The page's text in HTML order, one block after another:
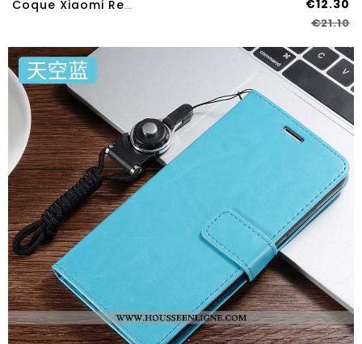
Coque Xiaomi Redmi 9 Charmant Tendance Étui Dessin Animé Bleu Lapin Protection €12.30
€21.10